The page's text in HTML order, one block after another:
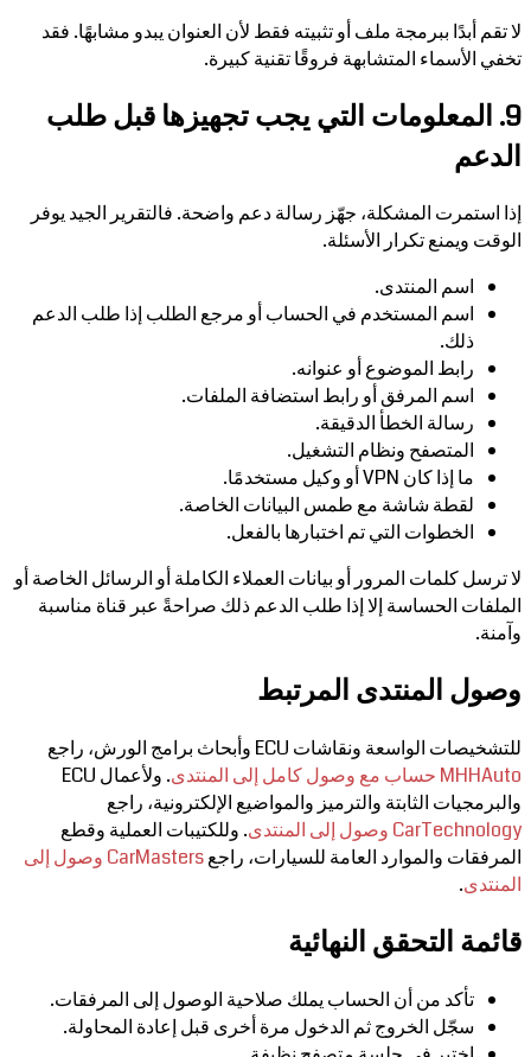
لا تقم أبدًا ببرمجة ملف أو تثبيته فقط لأن العنوان يبدو مشابهًا. فقد
تخفي الأسماء المتشابهة فروقًا تقنية كبيرة.
9. المعلومات التي يجب تجهيزها قبل طلب
الدعم
إذا استمرت المشكلة، جهّز رسالة دعم واضحة. فالتقرير الجيد يوفر
الوقت ويمنع تكرار الأسئلة.
اسم المنتدى.
اسم المستخدم في الحساب أو مرجع الطلب إذا طلب الدعم
ذلك.
رابط الموضوع أو عنوانه.
اسم المرفق أو رابط استضافة الملفات.
رسالة الخطأ الدقيقة.
المتصفح ونظام التشغيل.
ما إذا كان VPN أو وكيل مستخدمًا.
لقطة شاشة مع طمس البيانات الخاصة.
الخطوات التي تم اختبارها بالفعل.
لا ترسل كلمات المرور أو بيانات العملاء الكاملة أو الرسائل الخاصة أو
الملفات الحساسة إلا إذا طلب الدعم ذلك صراحةً عبر قناة مناسبة
وآمنة.
وصول المنتدى المرتبط
للتشخيصات الواسعة ونقاشات ECU وأبحاث برامج الورش، راجع
MHHAuto حساب مع وصول كامل إلى المنتدى
. ولأعمال ECU
والبرمجيات الثابتة والترميز والمواضيع الإلكترونية، راجع
CarTechnology وصول إلى المنتدى
. وللكتيبات العملية وقطع
المرفقات والموارد العامة للسيارات، راجع
CarMasters وصول إلى
المنتدى.
قائمة التحقق النهائية
تأكد من أن الحساب يملك صلاحية الوصول إلى المرفقات.
سجّل الخروج ثم الدخول مرة أخرى قبل إعادة المحاولة.